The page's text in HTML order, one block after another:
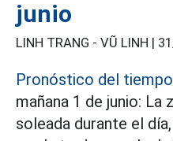
junio
LINH TRANG - VŨ LINH |
Pronóstico del tiempo
mañana 1 de junio:
soleada durante el